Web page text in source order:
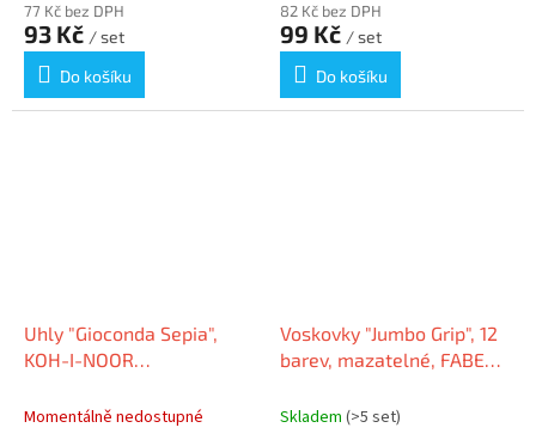
77 Kč bez DPH
93 Kč / set
Do košíku
82 Kč bez DPH
99 Kč / set
Do košíku
Uhly "Gioconda Sepia",
KOH-I-NOOR
Momentálně nedostupné
Voskovky "Jumbo Grip", 12
barev, mazatelné, FABER-
Skladem (>5 set)